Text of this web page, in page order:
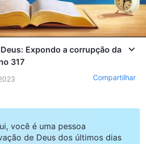
Expondo a corrupção da
317
Compartilhar
você é uma pessoa
de Deus dos últimos dias